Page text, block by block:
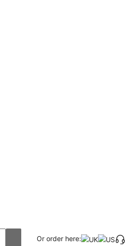
Or order here: